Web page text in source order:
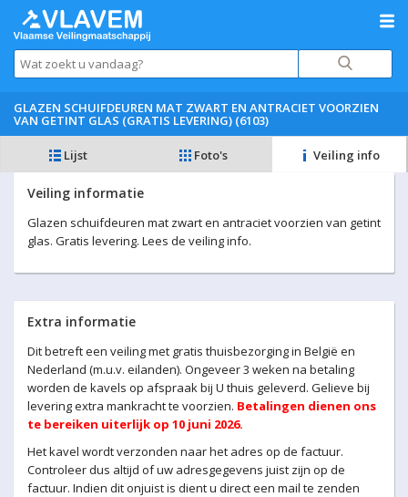
GLAZEN SCHUIFDEUREN MAT ZWART EN ANTRACIET VOORZIEN
VAN GETINT GLAS (GRATIS LEVERING) (6103)
Lijst Foto's Veiling info
Veiling informatie
Glazen schuifdeuren mat zwart en antraciet voorzien van getint
glas. Gratis levering. Lees de veiling info.
Extra informatie
Dit betreft een veiling met gratis thuisbezorging in België en
Nederland (m.u.v. eilanden). Ongeveer 3 weken na betaling
worden de kavels op afspraak bij U thuis geleverd. Gelieve bij
levering extra mankracht te voorzien. Betalingen dienen ons
te bereiken uiterlijk op 10 juni 2026.
Het kavel wordt verzonden naar het adres op de factuur.
Controleer dus altijd of uw adresgegevens juist zijn op de
factuur. Indien dit onjuist is dient u direct een mail te zenden